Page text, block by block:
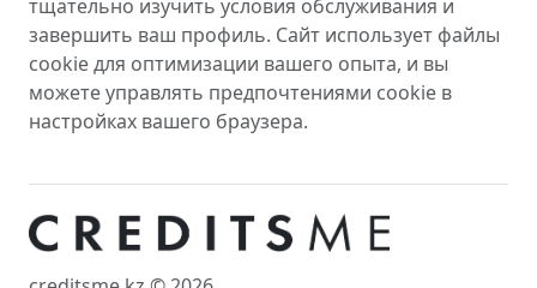
тщательно изучить условия обслуживания и
завершить ваш профиль. Сайт использует файлы
cookie для оптимизации вашего опыта, и вы
можете управлять предпочтениями cookie в
настройках вашего браузера.